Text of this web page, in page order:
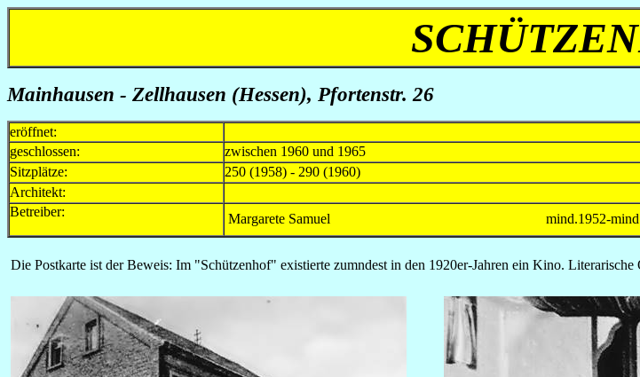
Mainhausen - Zellhausen (Hessen), Pfortenstr. 26
eröffnet:
geschlossen:
zwischen 1960 und 1965
Sitzplätze:
250 (1958) - 290 (1960)
Architekt:
Betreiber:
Margarete Samuel mind.1952-
Die Postkarte ist der Beweis: Im "Schützenhof" existierte zumndest in den 1920er-Jahren ein Kino.